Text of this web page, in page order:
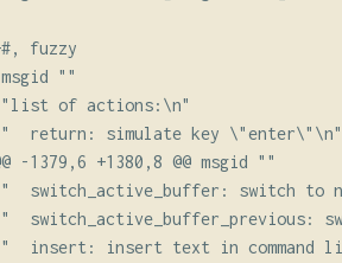
fuzzy
msgid ""
"list of actions:\n"
"  return: simulate key \"enter\"\n"
-1379,6 +1380,8 @@ msgid ""
"  switch_active_buffer: switch to
"  switch_active_buffer_previous:
"  insert: insert text in command